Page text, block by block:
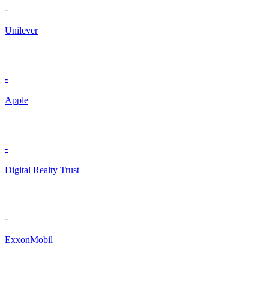
-
Unilever
-
Apple
-
Digital Realty Trust
-
ExxonMobil